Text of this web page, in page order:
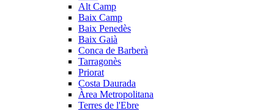
Alt Camp
Baix Camp
Baix Penedès
Baix Gaià
Conca de Barberà
Tarragonès
Priorat
Costa Daurada
Àrea Metropolitana
Terres de l'Ebre